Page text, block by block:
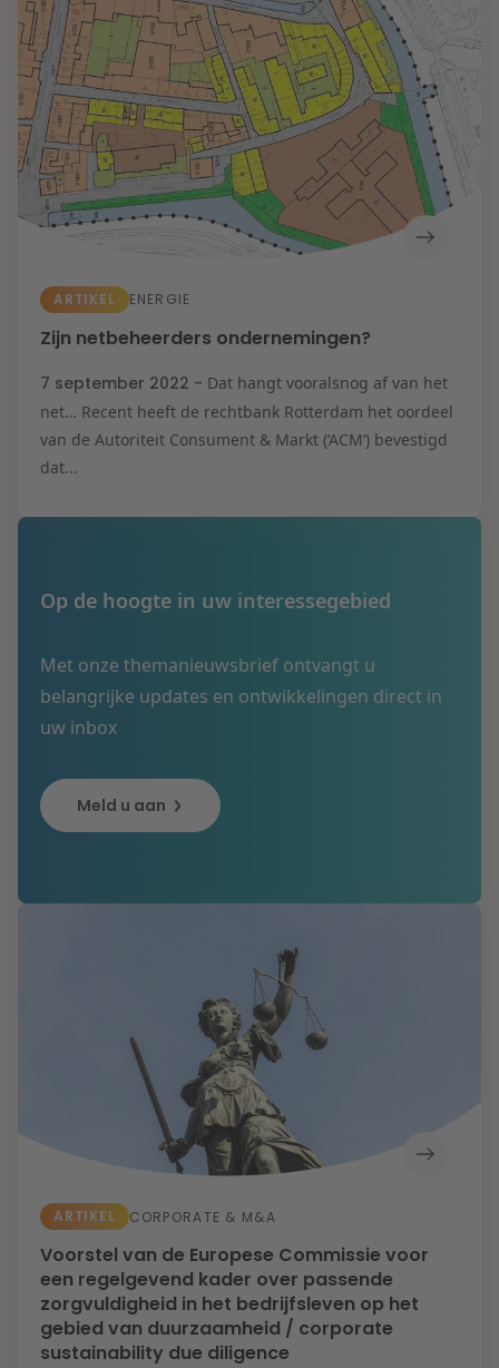
ARTIKEL ENERGIE
Zijn netbeheerders ondernemingen?
7 september 2022 - Dat hangt vooralsnog af van het
net… Recent heeft de rechtbank Rotterdam het oordeel
van de Autoriteit Consument & Markt (‘ACM’) bevestigd
dat...
Op de hoogte in uw interessegebied
Met onze themanieuwsbrief ontvangt u
belangrijke updates en ontwikkelingen direct in
uw inbox
Meld u aan
ARTIKEL CORPORATE & M&A
Voorstel van de Europese Commissie voor
een regelgevend kader over passende
zorgvuldigheid in het bedrijfsleven op het
gebied van duurzaamheid / corporate
sustainability due diligence